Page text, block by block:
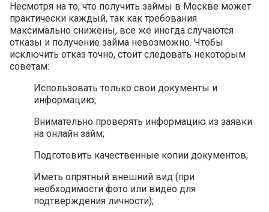
Несмотря на то, что получить займы в Москве может
практически каждый, так как требования
максимально снижены, все же иногда случаются
отказы и получение займа невозможно. Чтобы
исключить отказ точно, стоит следовать некоторым
советам:
Использовать только свои документы и
информацию;
Внимательно проверять информацию из заявки
на онлайн займ;
Подготовить качественные копии документов;
Иметь опрятный внешний вид (при
необходимости фото или видео для
подтверждения личности);